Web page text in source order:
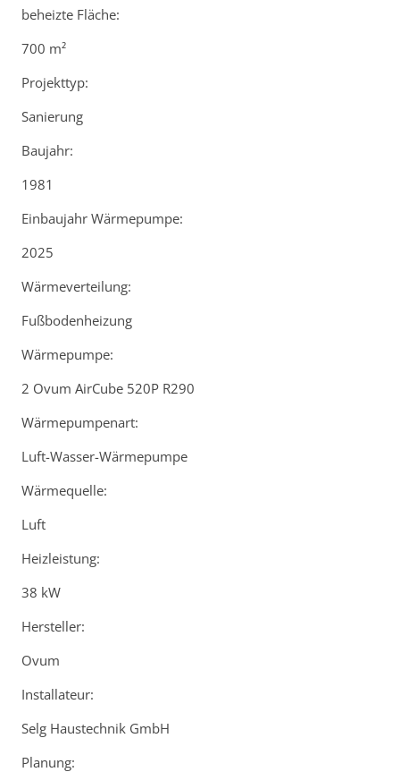
beheizte Fläche:
700 m²
Projekttyp:
Sanierung
Baujahr:
1981
Einbaujahr Wärmepumpe:
2025
Wärmeverteilung:
Fußbodenheizung
Wärmepumpe:
2 Ovum AirCube 520P R290
Wärmepumpenart:
Luft-Wasser-Wärmepumpe
Wärmequelle:
Luft
Heizleistung:
38 kW
Hersteller:
Ovum
Installateur:
Selg Haustechnik GmbH
Planung: